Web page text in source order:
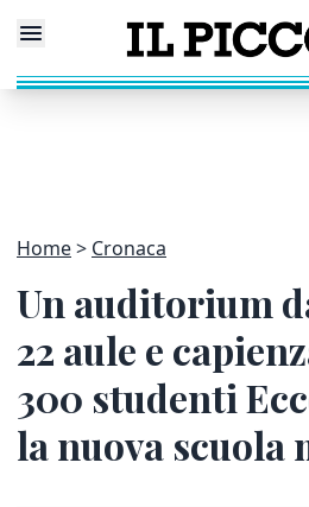
Home Cronaca
Un auditorium
22 aule e
300 studenti
la nuova scuola